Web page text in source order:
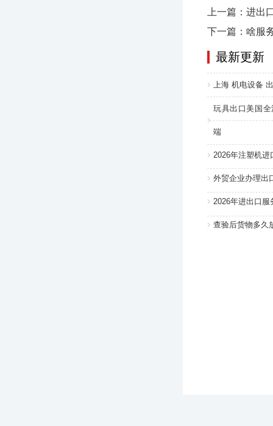
上一篇：进出
下一篇：啥服
最新更新
上海 机电设备
玩具出口美国
端
2026年注塑机进
外贸企业办理出
2026年进出口服
查验后货物多久